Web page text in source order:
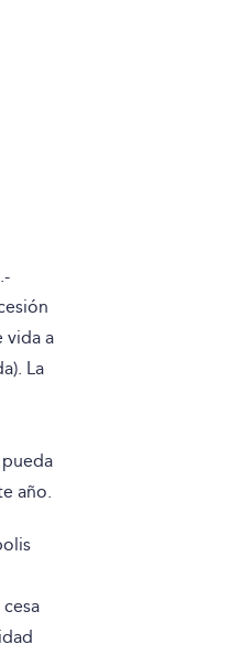
.-
vida a
La
año.